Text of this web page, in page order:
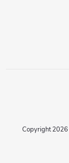
Copyright 2026